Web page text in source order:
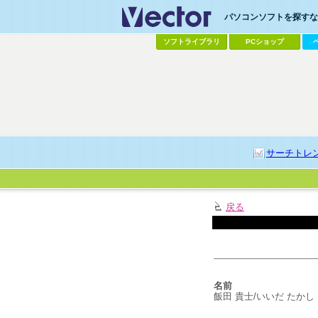
パソコンソフトを探す
ソフトライブラリ PCショップ
サーチトレ
戻る
名前
飯田 貴士/いいだ たかし